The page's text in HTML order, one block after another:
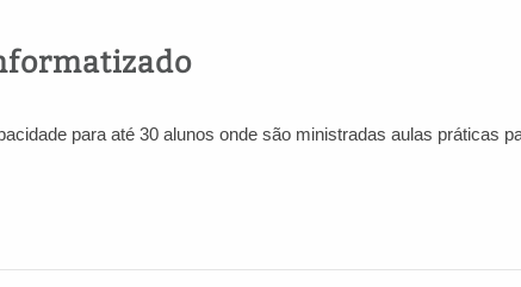
para até 30 alunos onde são ministradas aulas práticas